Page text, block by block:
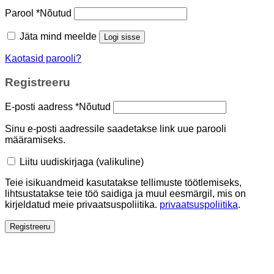
Parool *Nõutud
Jäta mind meelde Logi sisse
Kaotasid parooli?
Registreeru
E-posti aadress *Nõutud
Sinu e-posti aadressile saadetakse link uue parooli
määramiseks.
Liitu uudiskirjaga (valikuline)
Teie isikuandmeid kasutatakse tellimuste töötlemiseks,
lihtsustatakse teie töö saidiga ja muul eesmärgil, mis on
kirjeldatud meie privaatsuspoliitika. privaatsuspoliitika.
Registreeru